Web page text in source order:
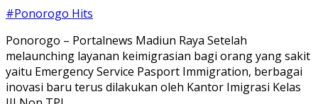
#Ponorogo Hits
Ponorogo – Portalnews Madiun Raya Setelah
melaunching layanan keimigrasian bagi orang yang sakit
yaitu Emergency Service Pasport Immigration, berbagai
inovasi baru terus dilakukan oleh Kantor Imigrasi Kelas